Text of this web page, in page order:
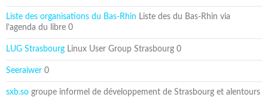
Liste des organisations du Bas-Rhin Liste des du Bas-Rhin via
l’agenda du libre 0
LUG Strasbourg Linux User Group Strasbourg 0
Seeraiwer 0
sxb.so groupe informel de développement de Strasbourg et alentours